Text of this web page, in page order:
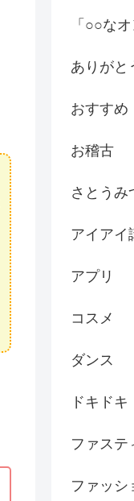
「○○な
ありがと
おすすめ
お稽古
さとうみ
アイアイ
アプリ
コスメ
ダンス
ドキドキ
ファステ
ファッシ